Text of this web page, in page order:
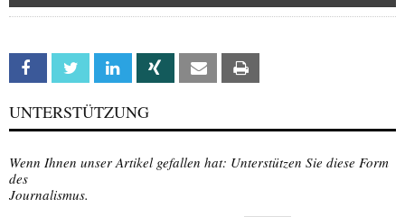
Facebook Twitter Linkedin Xing Email
UNTERSTÜTZUNG
Wenn Ihnen unser Artikel gefallen hat: Unterstützen Sie diese Form
des
Journalismus.